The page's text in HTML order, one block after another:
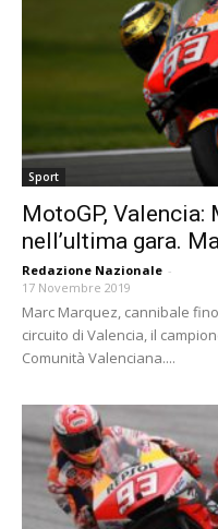
Sport
MotoGP,
nell’ultima gara.
Redazione Nazionale -
17 Novembre 2019
Marc Marquez, cannibale
circuito di Valencia, il
Comunità Valenciana....